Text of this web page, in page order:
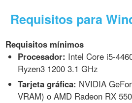
Requisitos para
Requisitos mínimos
Procesador: Intel Core i5-
Ryzen3 1200 3.1 GHz
Tarjeta gráfica: NVIDIA
VRAM) o AMD Radeon RX